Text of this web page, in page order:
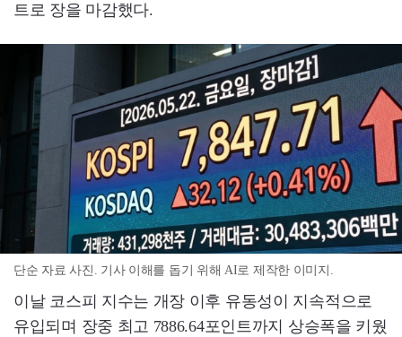
트로 장을 마감했다.
단순 자료 사진. 기사 이해를 돕기 위해 AI로 제작한 이미지.
이날 코스피 지수는 개장 이후 유동성이 지속적으로
유입되며 장중 최고 7886.64포인트까지 상승폭을 키웠